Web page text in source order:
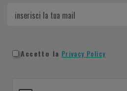
Accetto la Privacy Policy